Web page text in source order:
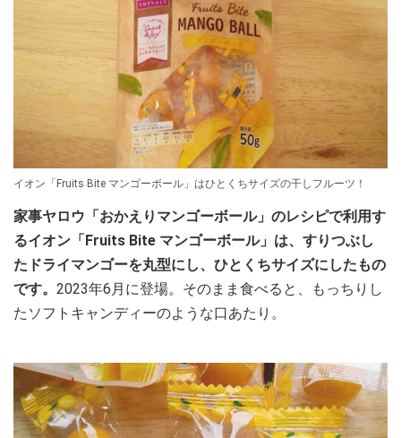
イオン「Fruits Bite マンゴーボール」はひとくちサイズの干しフルーツ！
家事ヤロウ「おかえりマンゴーボール」のレシピで利用す
るイオン「Fruits Bite マンゴーボール」は、すりつぶし
たドライマンゴーを丸型にし、ひとくちサイズにしたもの
です。 2023年6月に登場。そのまま食べると、もっちりし
たソフトキャンディーのような口あたり。